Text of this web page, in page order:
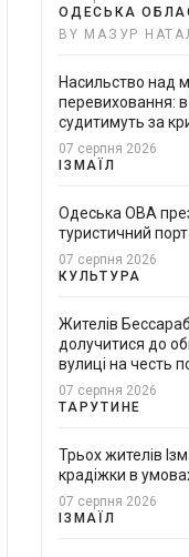
ОДЕСЬКА
BY МАЗУР
Насильство над
перевиховання: в
судитимуть за
07 серпня 2026
ІЗМАЇЛ
Одеська ОВА
туристичний
07 серпня 2026
КУЛЬТУРА
Жителів
долучитися до
вулиці на честь
07 серпня 2026
ТАРУТИНЕ
Трьох жителів
крадіжки в
07 серпня 2026
ІЗМАЇЛ